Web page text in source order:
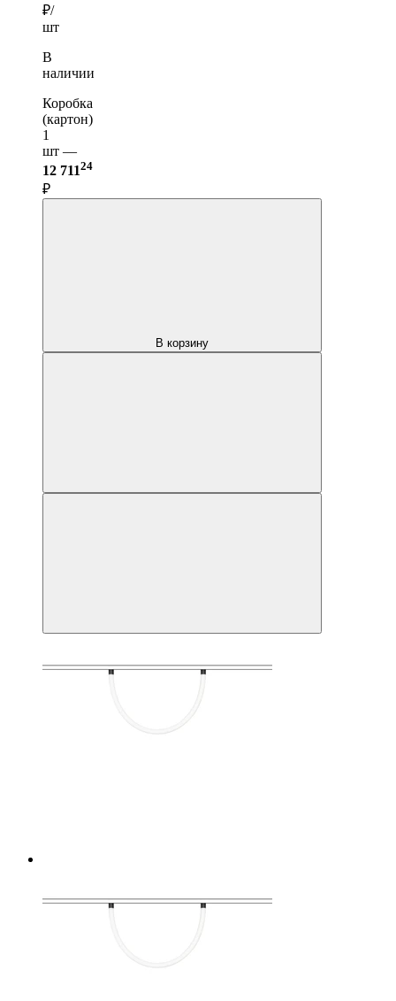
₽/
шт
В
наличии
Коробка
(картон)
1
шт —
12 71124
₽
В корзину